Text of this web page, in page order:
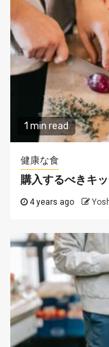
1 min read
健康な食
購入するべきキ
4 years ago